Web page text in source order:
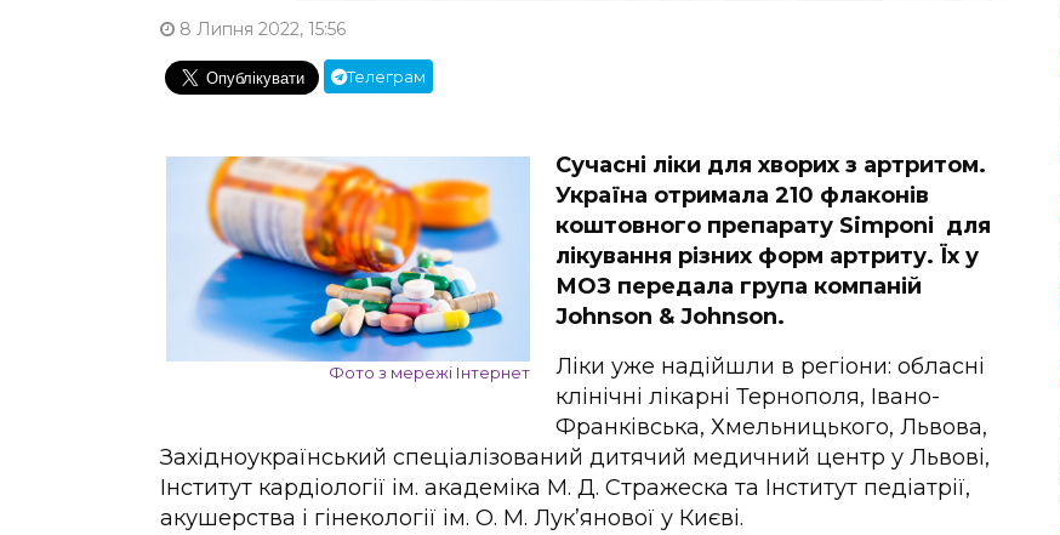
8 Липня 2022, 15:56
Телеграм
Фото з мережі Інтернет
Сучасні ліки для хворих з артритом.
Україна отримала 210 флаконів
коштовного препарату Simponі для
лікування різних форм артриту. Їх у
МОЗ передала група компаній
Johnson & Johnson.
Ліки уже надійшли в регіони: обласні
клінічні лікарні Тернополя, Івано-
Франківська, Хмельницького, Львова,
Західноукраїнський спеціалізований дитячий медичний центр у Львові,
Інститут кардіології ім. академіка М. Д. Стражеска та Інститут педіатрії,
акушерства і гінекології ім. О. М. Лук’янової у Києві.